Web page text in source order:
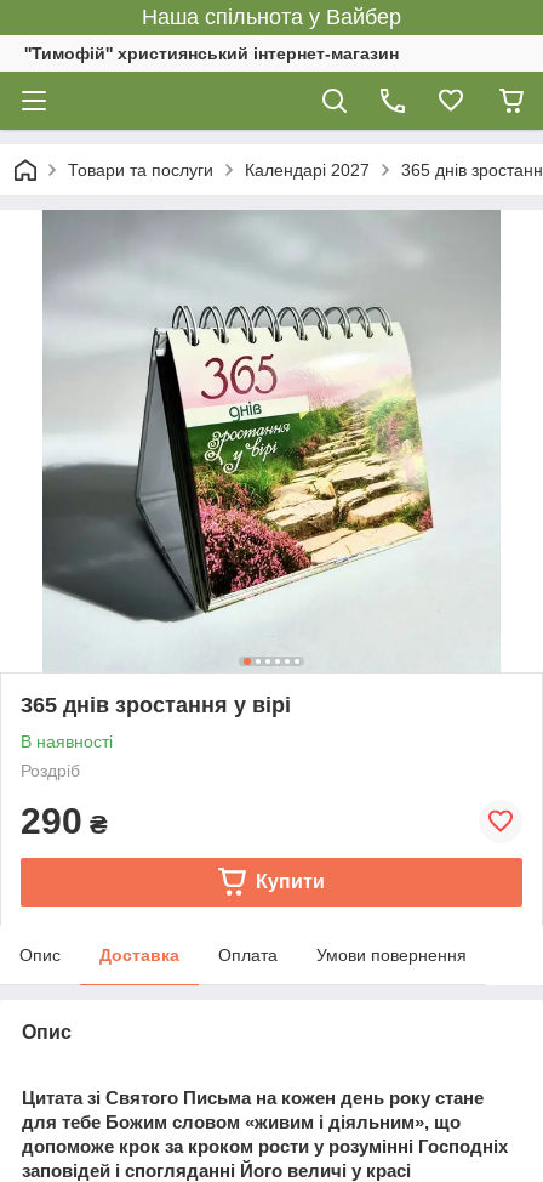
Наша спільнота у Вайбер
''Тимофій'' християнський інтернет-магазин
Товари та послуги Календарі 2027 365 днів
365 днів зростання у вірі
В наявності
Роздріб
290 ₴
Купити
Опис Доставка Оплата Умови повернення
Опис
Цитата зі Святого Письма на кожен день року стане
для тебе Божим словом «живим і діяльним», що
допоможе крок за кроком рости у розумінні Господніх
заповідей і спогляданні Його величі у красі